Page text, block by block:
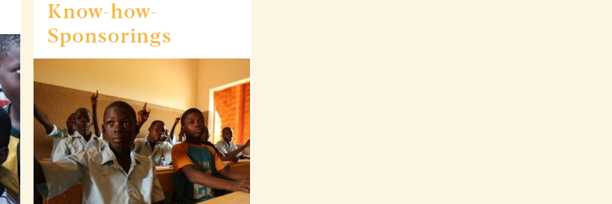
Know-how-
Sponsorings